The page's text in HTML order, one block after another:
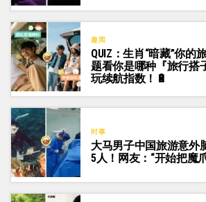
趣闻
QUIZ：生肖“暗藏”你的
题看你是哪种『旅行搭
玩续航指数！🔋
时事
大马男子中国旅游意外
5人！网友：“开始把魔